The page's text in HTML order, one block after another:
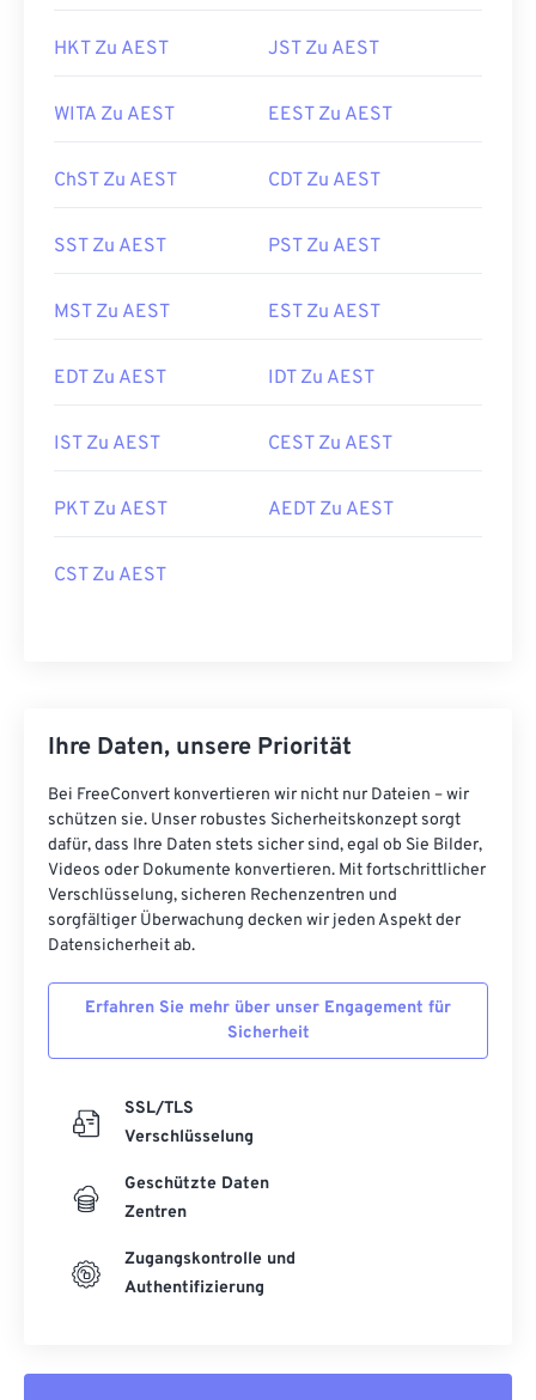
HKT Zu AEST JST Zu AEST
WITA Zu AEST EEST Zu AEST
ChST Zu AEST CDT Zu AEST
SST Zu AEST PST Zu AEST
MST Zu AEST EST Zu AEST
EDT Zu AEST IDT Zu AEST
IST Zu AEST CEST Zu AEST
PKT Zu AEST AEDT Zu AEST
CST Zu AEST
Ihre Daten, unsere Priorität
Bei FreeConvert konvertieren wir nicht nur Dateien – wir
schützen sie. Unser robustes Sicherheitskonzept sorgt
dafür, dass Ihre Daten stets sicher sind, egal ob Sie Bilder,
Videos oder Dokumente konvertieren. Mit fortschrittlicher
Verschlüsselung, sicheren Rechenzentren und
sorgfältiger Überwachung decken wir jeden Aspekt der
Datensicherheit ab.
Erfahren Sie mehr über unser Engagement für
Sicherheit
SSL/TLS
Verschlüsselung
Geschützte Daten
Zentren
Zugangskontrolle und
Authentifizierung